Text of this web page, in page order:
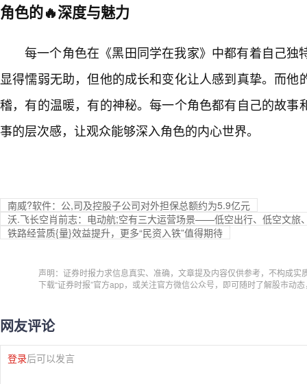
角色的🔥深度与魅力
每一个角色在《黑田同学在我家》中都有着自己独
显得懦弱无助，但他的成长和变化让人感到真挚。而他
稽，有的温暖，有的神秘。每一个角色都有自己的故事
事的层次感，让观众能够深入角色的内心世界。
南威?软件：公,司及控股子公司对外担保总额约为5.9亿元
沃.飞长空肖前志：电动航;空有三大运营场景——低空出行、低空文旅
铁路经营质{量}效益提升，更多“民资入铁”值得期待
声明：证券时报力求信息真实、准确，文章提及内容仅供参考，不构成实
下载“证券时报”官方app，或关注官方微信公众号，即可随时了解股市动
网友评论
登录后可以发言